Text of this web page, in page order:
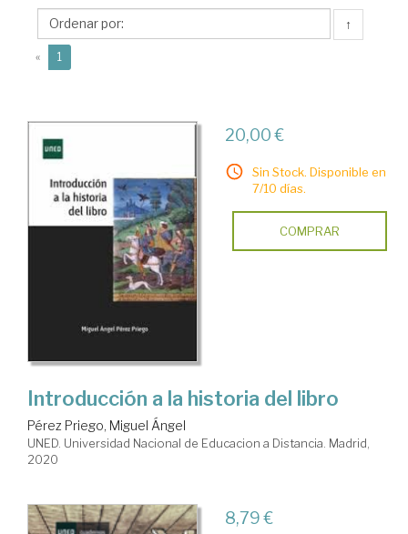
Miguel
Ángel
↑
« 1
20,00 €
Sin Stock. Disponible en
7/10 días.
COMPRAR
Introducción a la historia del libro
Pérez Priego, Miguel Ángel
UNED. Universidad Nacional de Educacion a Distancia. Madrid,
2020
8,79 €